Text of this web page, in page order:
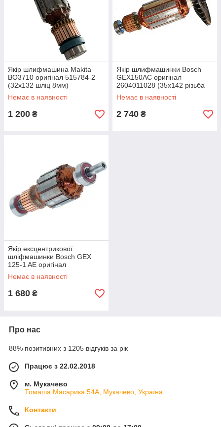
Якір шлифмашина Makita
BO3710 оригінал 515784-2
(32х132 шліц 8мм)
Немає в наявності
1 200 ₴
Якір шлифмашинки Bosch
GEX150AC оригінал
2604011028 (35х142 різьба
6мм)
Немає в наявності
2 740 ₴
Якір ексцентрикової
шліфмашинки Bosch GEX
125-1 AE оригінал
2609199164 (35х118 шліц
8мм)
Немає в наявності
1 680 ₴
Про нас
88% позитивних з 1205 відгуків за рік
Працює з 22.02.2018
м. Мукачево
Томаша Масарика 54А, Мукачево, Україна
Контакти